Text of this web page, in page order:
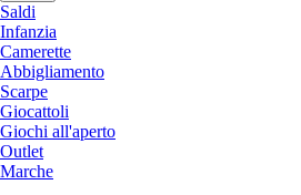
Saldi
Infanzia
Camerette
Abbigliamento
Scarpe
Giocattoli
Giochi all'aperto
Outlet
Marche